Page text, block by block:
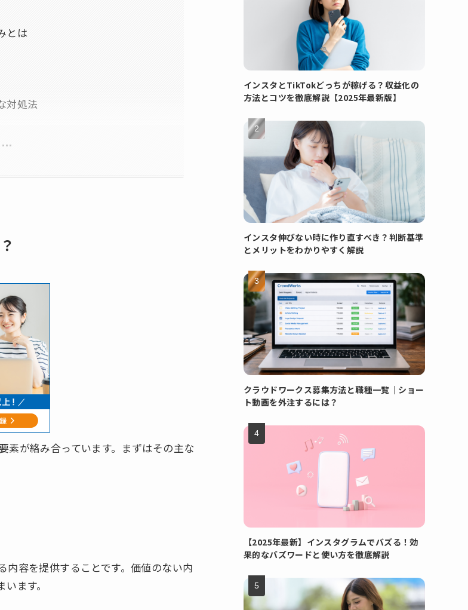
とは
対処法
素が絡み合っています。まずはその主な
容を提供することです。価値のない内
ます。
インスタとTikTokどっちが稼げる？収益化の
方法とコツを徹底解説【2025年最新版】
インスタ伸びない時に作り直すべき？判断基準
とメリットをわかりやすく解説
クラウドワークス募集方法と職種一覧｜ショー
ト動画を外注するには？
【2025年最新】インスタグラムでバズる！効
果的なバズワードと使い方を徹底解説